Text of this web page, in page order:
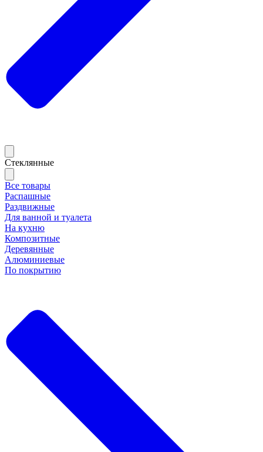
Стеклянные
Все товары
Распашные
Раздвижные
Для ванной и туалета
На кухню
Композитные
Деревянные
Алюминиевые
По покрытию